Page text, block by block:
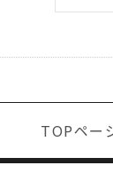
TOPペー